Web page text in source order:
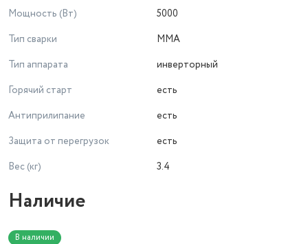
Мощность (Вт)
5000
Тип сварки
MMA
Тип аппарата
инверторный
Горячий старт
есть
Антиприлипание
есть
Защита от перегрузок
есть
Вес (кг)
3.4
Наличие
В наличии